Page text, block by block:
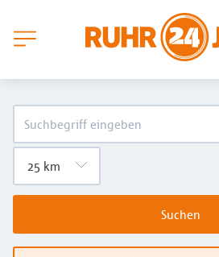
Suchen